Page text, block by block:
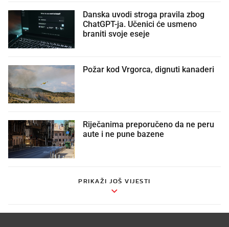
Danska uvodi stroga pravila zbog
ChatGPT-ja. Učenici će usmeno
braniti svoje eseje
Požar kod Vrgorca, dignuti kanaderi
Riječanima preporučeno da ne peru
aute i ne pune bazene
PRIKAŽI JOŠ VIJESTI